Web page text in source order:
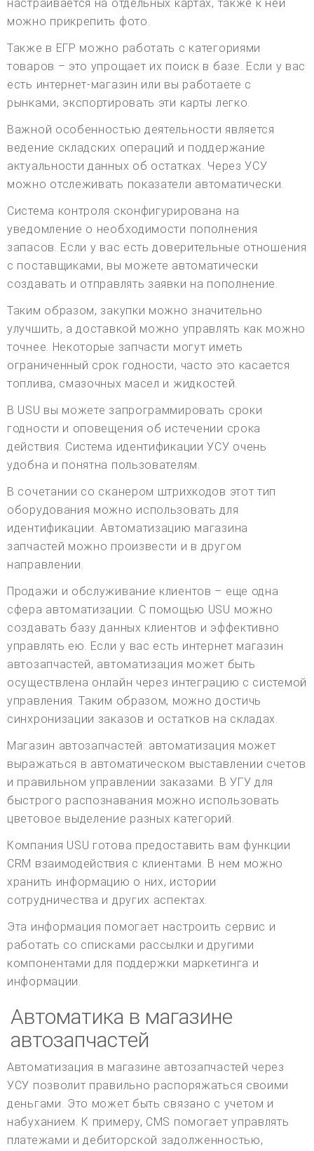
настраивается на отдельных картах, также к ней
можно прикрепить фото.
Также в ЕГР можно работать с категориями
товаров – это упрощает их поиск в базе. Если у вас
есть интернет-магазин или вы работаете с
рынками, экспортировать эти карты легко.
Важной особенностью деятельности является
ведение складских операций и поддержание
актуальности данных об остатках. Через УСУ
можно отслеживать показатели автоматически.
Система контроля сконфигурирована на
уведомление о необходимости пополнения
запасов. Если у вас есть доверительные отношения
с поставщиками, вы можете автоматически
создавать и отправлять заявки на пополнение.
Таким образом, закупки можно значительно
улучшить, а доставкой можно управлять как можно
точнее. Некоторые запчасти могут иметь
ограниченный срок годности, часто это касается
топлива, смазочных масел и жидкостей.
В USU вы можете запрограммировать сроки
годности и оповещения об истечении срока
действия. Система идентификации УСУ очень
удобна и понятна пользователям.
В сочетании со сканером штрихкодов этот тип
оборудования можно использовать для
идентификации. Автоматизацию магазина
запчастей можно произвести и в другом
направлении.
Продажи и обслуживание клиентов – еще одна
сфера автоматизации. С помощью USU можно
создавать базу данных клиентов и эффективно
управлять ею. Если у вас есть интернет магазин
автозапчастей, автоматизация может быть
осуществлена онлайн через интеграцию с системой
управления. Таким образом, можно достичь
синхронизации заказов и остатков на складах.
Магазин автозапчастей: автоматизация может
выражаться в автоматическом выставлении счетов
и правильном управлении заказами. В УГУ для
быстрого распознавания можно использовать
цветовое выделение разных категорий.
Компания USU готова предоставить вам функции
CRM взаимодействия с клиентами. В нем можно
хранить информацию о них, истории
сотрудничества и других аспектах.
Эта информация помогает настроить сервис и
работать со списками рассылки и другими
компонентами для поддержки маркетинга и
информации.
Автоматика в магазине
автозапчастей
Автоматизация в магазине автозапчастей через
УСУ позволит правильно распоряжаться своими
деньгами. Это может быть связано с учетом и
набуханием. К примеру, CMS помогает управлять
платежами и дебиторской задолженностью,